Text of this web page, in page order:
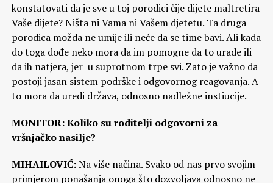
konstatovati da je sve u toj porodici čije dijete maltretira
Vaše dijete? Ništa ni Vama ni Vašem djetetu. Ta druga
porodica možda ne umije ili neće da se time bavi. Ali kada
do toga dođe neko mora da im pomogne da to urade ili
da ih natjera, jer u suprotnom trpe svi. Zato je važno da
postoji jasan sistem podrške i odgovornog reagovanja. A
to mora da uredi država, odnosno nadležne instiucije.
MONITOR: Koliko su roditelji odgovorni za
vršnjačko nasilje?
MIHAILOVIĆ:Na više načina. Svako od nas prvo svojim
primjerom ponašanja onoga što dozvoljava odnosno ne